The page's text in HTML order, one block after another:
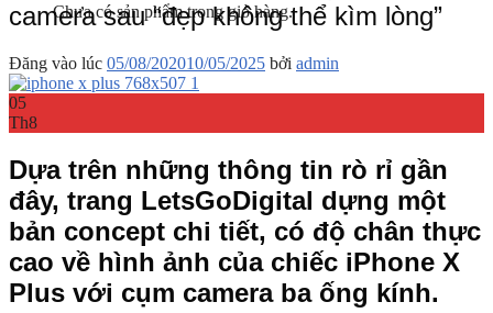
Chưa có sản phẩm trong giỏ hàng.
camera sau “đẹp không thể kìm lòng”
Đăng vào lúc 05/08/202010/05/2025 bởi admin
05
Th8
Dựa trên những thông tin rò rỉ gần
đây, trang LetsGoDigital dựng một
bản concept chi tiết, có độ chân thực
cao về hình ảnh của chiếc iPhone X
Plus với cụm camera ba ống kính.